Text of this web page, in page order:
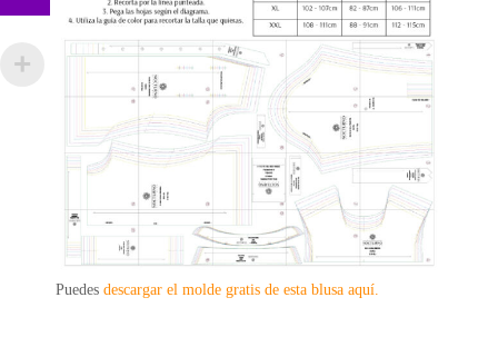
Puedes descargar el molde gratis de esta blusa aquí.